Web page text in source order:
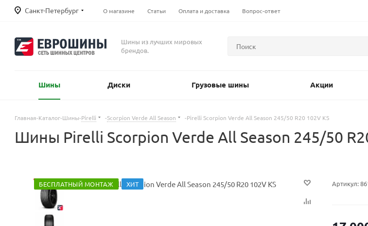
Санкт-Петербург О магазине Статьи Оплата и доставка Вопрос-ответ
Шины из лучших мировых
брендов.
Шины Диски Грузовые шины Акции
Главная-Каталог-Шины-Pirelli -Scorpion Verde All Season -Pirelli Scorpion Verde All Season 245/50 R20 102V KS
Шины Pirelli Scorpion Verde All Season 245/50
БЕСПЛАТНЫЙ МОНТАЖ ХИТ Артикул: